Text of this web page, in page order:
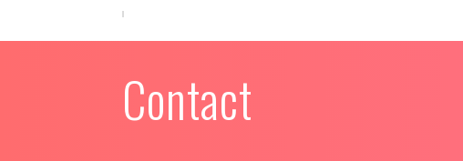
Contact